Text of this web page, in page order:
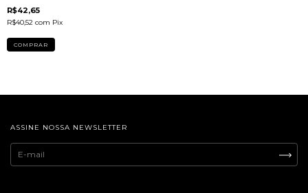
R$42,65
R$40,52 com Pix
ASSINE NOSSA NEWSLETTER